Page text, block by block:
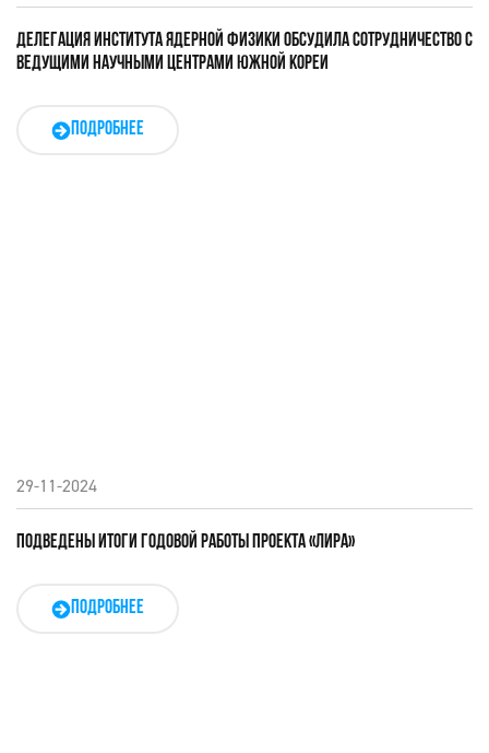
ДЕЛЕГАЦИЯ ИНСТИТУТА ЯДЕРНОЙ ФИЗИКИ ОБСУДИЛА СОТРУДНИЧЕСТВО С
ВЕДУЩИМИ НАУЧНЫМИ ЦЕНТРАМИ ЮЖНОЙ КОРЕИ
ПОДРОБНЕЕ
29-11-2024
ПОДВЕДЕНЫ ИТОГИ ГОДОВОЙ РАБОТЫ ПРОЕКТА «ЛИРА»
ПОДРОБНЕЕ